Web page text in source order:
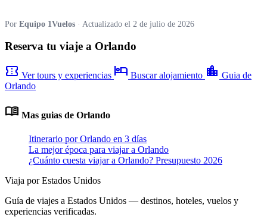
Por Equipo 1Vuelos · Actualizado el 2 de julio de 2026
Reserva tu viaje a Orlando
confirmation_number Ver tours y experiencias hotel Buscar alojamiento location_city Guia de
Orlando
menu_book Mas guias de Orlando
Itinerario por Orlando en 3 días
La mejor época para viajar a Orlando
¿Cuánto cuesta viajar a Orlando? Presupuesto 2026
Viaja por Estados Unidos
Guía de viajes a Estados Unidos — destinos, hoteles, vuelos y
experiencias verificadas.